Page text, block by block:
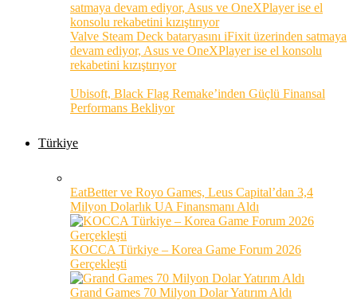
Valve Steam Deck bataryasını iFixit üzerinden satmaya
devam ediyor, Asus ve OneXPlayer ise el konsolu
rekabetini kızıştırıyor
Ubisoft, Black Flag Remake’inden Güçlü Finansal
Performans Bekliyor
Türkiye
EatBetter ve Royo Games, Leus Capital’dan 3,4
Milyon Dolarlık UA Finansmanı Aldı
KOCCA Türkiye – Korea Game Forum 2026
Gerçekleşti
Grand Games 70 Milyon Dolar Yatırım Aldı